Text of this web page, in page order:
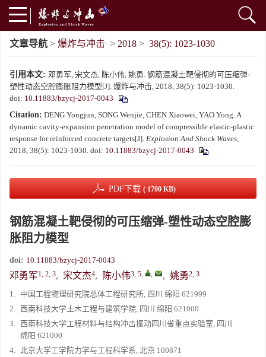
文章导航 > 爆炸与冲击 > 2018 > 38(5): 1023-1030
引用本文: 邓勇军, 宋文杰, 陈小伟, 姚勇. 钢筋混凝土靶侵彻的可压缩弹-
塑性动态空腔膨胀阻力模型[J]. 爆炸与冲击, 2018, 38(5): 1023-1030.
doi: 10.11883/bzycj-2017-0043
Citation: DENG Yongjun, SONG Wenjie, CHEN Xiaowei, YAO Yong. A
dynamic cavity-expansion penetration model of compressible elastic-plastic
response for reinforced concrete targets[J]. Explosion And Shock Waves,
2018, 38(5): 1023-1030. doi: 10.11883/bzycj-2017-0043
PDF下载 ( 1700 KB)
钢筋混凝土靶侵彻的可压缩弹-塑性动态空腔膨
胀阻力模型
doi: 10.11883/bzycj-2017-0043
邓勇军1, 2, 3, 宋文杰4, 陈小伟3, 5, , , 姚勇2, 3
1. 中国工程物理研究院总体工程研究所, 四川 绵阳 621999
2. 西南科技大学土木工程与建筑学院, 四川 绵阳 621000
3. 西南科技大学工程材料与结构冲击振动四川省重点实验室, 四川
绵阳 621000
4. 北京大学工学院力学与工程科学系, 北京 100871